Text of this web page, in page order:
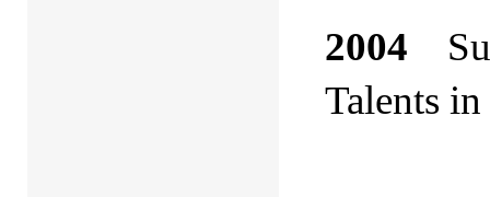
2004
Talents